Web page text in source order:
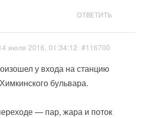
ОТВЕТИТЬ
июля 2016, 01:34:12 #116700
у входа на станцию
бульвара.
— пар, жара и поток